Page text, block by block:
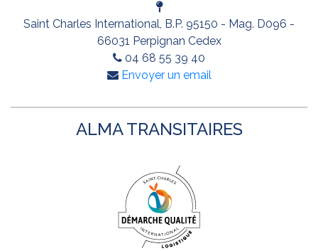
Saint Charles International, B.P. 95150 - Mag. D096 -
66031 Perpignan Cedex
04 68 55 39 40
Envoyer un email
ALMA TRANSITAIRES